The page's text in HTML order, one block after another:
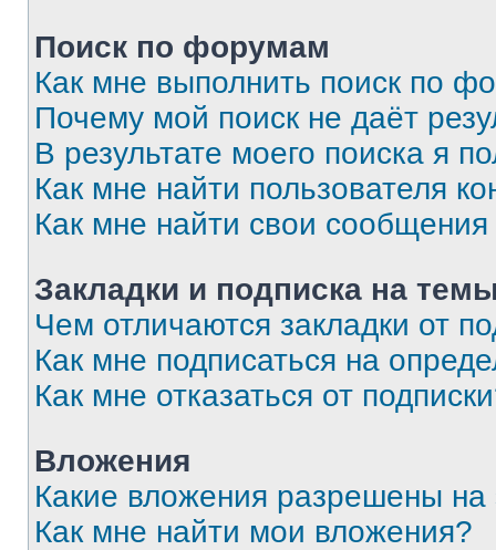
Поиск по форумам
Как мне выполнить поиск по
Почему мой поиск не даёт
В результате моего поиска я
Как мне найти пользователя
Как мне найти свои
Закладки и подписка на
Чем отличаются закладки от
Как мне подписаться на
Как мне отказаться от
Вложения
Какие вложения разрешены
Как мне найти мои вложения?